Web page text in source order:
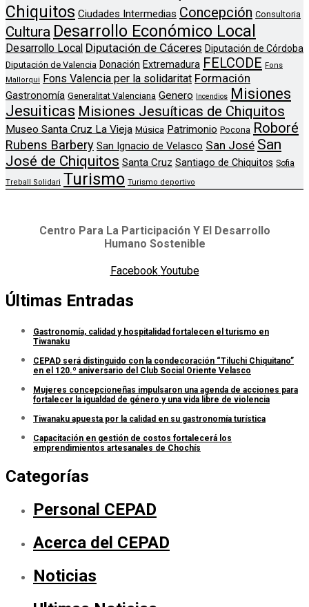
Chiquitos Ciudades Intermedias Concepción Consultoria
Cultura Desarrollo Económico Local
Desarrollo Local Diputación de Cáceres Diputación de Córdoba
Diputación de Valencia Donación Extremadura FELCODE Fons
Mallorqui
Fons Valencia per la solidaritat Formación
Gastronomía Generalitat Valenciana Genero Incendios
Misiones
Jesuiticas Misiones Jesuíticas de Chiquitos
Museo Santa Cruz La Vieja Música Patrimonio Pocona Roboré
Rubens Barbery San Ignacio de Velasco San José San
José de Chiquitos Santa Cruz Santiago de Chiquitos Sofia
Treball Solidari Turismo Turismo deportivo
Centro Para La Participación Y El Desarrollo
Humano Sostenible
Facebook Youtube
Últimas Entradas
Gastronomía, calidad y hospitalidad fortalecen el turismo en
Tiwanaku
CEPAD será distinguido con la condecoración “Tiluchi Chiquitano”
en el 120.º aniversario del Club Social Oriente Velasco
Mujeres concepcioneñas impulsaron una agenda de acciones para
fortalecer la igualdad de género y una vida libre de violencia
Tiwanaku apuesta por la calidad en su gastronomía turística
Capacitación en gestión de costos fortalecerá los
emprendimientos artesanales de Chochís
Categorías
Personal CEPAD
Acerca del CEPAD
Noticias